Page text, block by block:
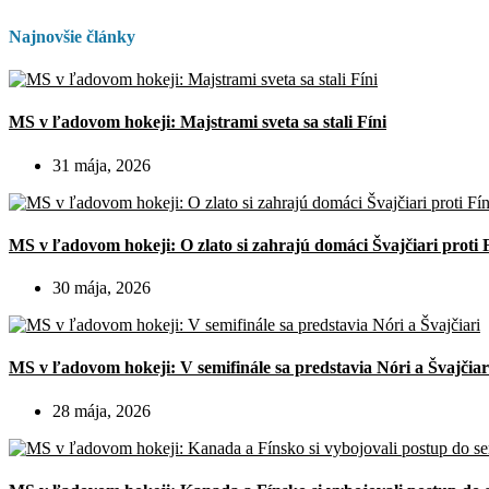
Najnovšie články
MS v ľadovom hokeji: Majstrami sveta sa stali Fíni
31 mája, 2026
MS v ľadovom hokeji: O zlato si zahrajú domáci Švajčiari proti
30 mája, 2026
MS v ľadovom hokeji: V semifinále sa predstavia Nóri a
28 mája, 2026